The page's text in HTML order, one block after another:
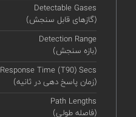
Detectable Gases
(گازهای قابل سنجش)
Detection Range
(بازه سنجش)
Response Time (T90) Secs
(زمان پاسخ دهی در ثانیه)
Path Lengths
(فاصله طولی)